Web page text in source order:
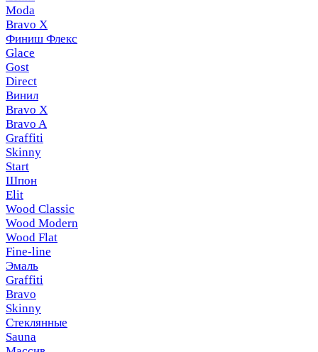
Moda
Bravo X
Финиш Флекс
Glace
Gost
Direct
Винил
Bravo X
Bravo A
Graffiti
Skinny
Start
Шпон
Elit
Wood Classic
Wood Modern
Wood Flat
Fine-line
Эмаль
Graffiti
Bravo
Skinny
Стеклянные
Sauna